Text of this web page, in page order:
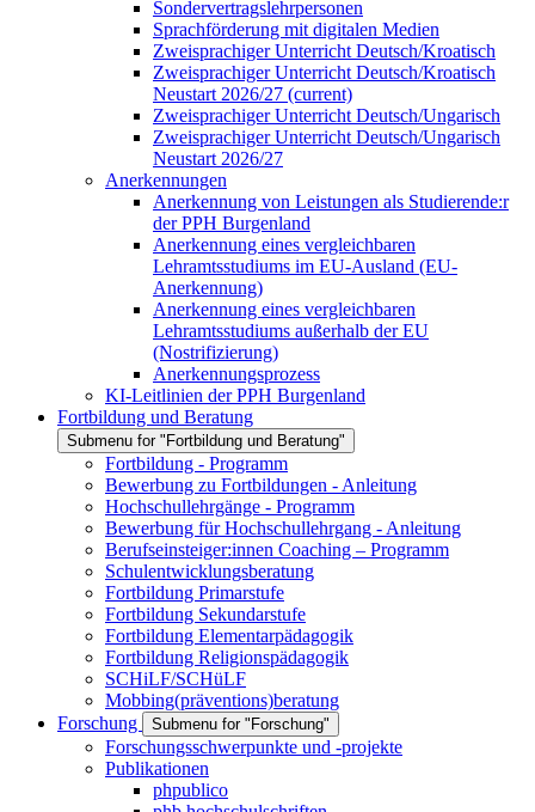
Sondervertragslehrpersonen
Sprachförderung mit digitalen Medien
Zweisprachiger Unterricht Deutsch/Kroatisch
Zweisprachiger Unterricht Deutsch/Kroatisch
Neustart 2026/27 (current)
Zweisprachiger Unterricht Deutsch/Ungarisch
Zweisprachiger Unterricht Deutsch/Ungarisch
Neustart 2026/27
Anerkennungen
Anerkennung von Leistungen als Studierende:r
der PPH Burgenland
Anerkennung eines vergleichbaren
Lehramtsstudiums im EU-Ausland (EU-
Anerkennung)
Anerkennung eines vergleichbaren
Lehramtsstudiums außerhalb der EU
(Nostrifizierung)
Anerkennungsprozess
KI-Leitlinien der PPH Burgenland
Fortbildung und Beratung
Submenu for "Fortbildung und Beratung"
Fortbildung - Programm
Bewerbung zu Fortbildungen - Anleitung
Hochschullehrgänge - Programm
Bewerbung für Hochschullehrgang - Anleitung
Berufseinsteiger:innen Coaching – Programm
Schulentwicklungsberatung
Fortbildung Primarstufe
Fortbildung Sekundarstufe
Fortbildung Elementarpädagogik
Fortbildung Religionspädagogik
SCHiLF/SCHüLF
Mobbing(präventions)beratung
Forschung
Submenu for "Forschung"
Forschungsschwerpunkte und -projekte
Publikationen
phpublico